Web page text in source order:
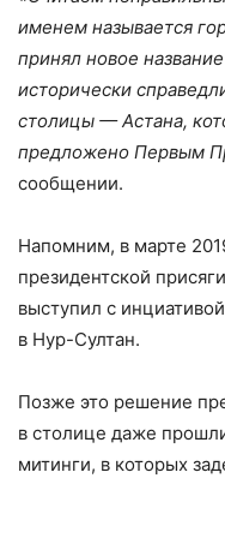
именем называется
принял новое
исторически
столицы — Астана,
предложено Первым
сообщении.
Напомним, в марте
президентской
выступил с
в Нур-Султан.
Позже это решение
в столице даже
митинги, в которых